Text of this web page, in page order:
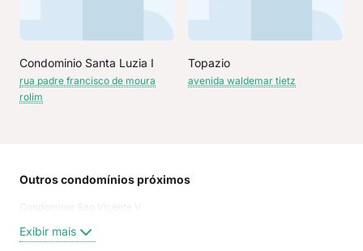
Condominio Santa Luzia I
rua padre francisco de moura
rolim
Topazio
avenida waldemar tietz
Outros condomínios próximos
Condominio Sao Vicente V
Exibir mais